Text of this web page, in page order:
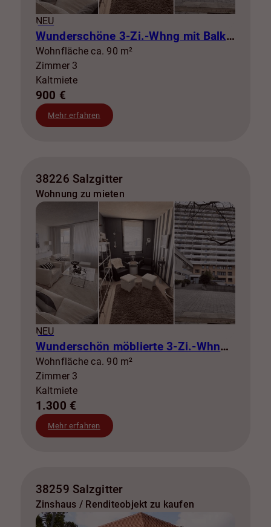
NEU
Wunderschöne 3-Zi.-Whng mit Balkon zur Miete! SZ-Lebenstedt
Wohnfläche ca. 90 m²
Zimmer 3
Kaltmiete
900 €
Mehr erfahren
38226 Salzgitter
Wohnung zu mieten
NEU
Wunderschön möblierte 3-Zi.-Whng mit Balkon zur Miete! SZ-Lebenstedt
Wohnfläche ca. 90 m²
Zimmer 3
Kaltmiete
1.300 €
Mehr erfahren
38259 Salzgitter
Zinshaus / Renditeobjekt zu kaufen